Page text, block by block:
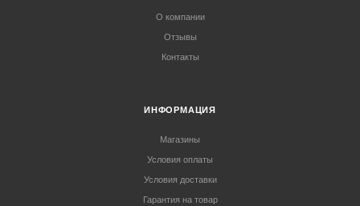
О компании
Отзывы
Контакты
ИНФОРМАЦИЯ
Магазины
Условия оплаты
Условия доставки
Гарантия на товар